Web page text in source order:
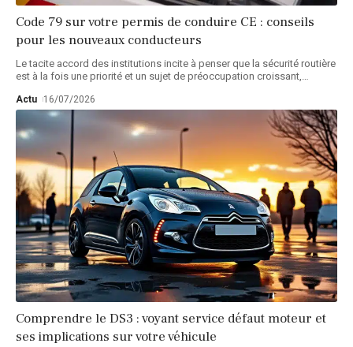
Code 79 sur votre permis de conduire CE : conseils
pour les nouveaux conducteurs
Le tacite accord des institutions incite à penser que la sécurité routière
est à la fois une priorité et un sujet de préoccupation croissant,…
Actu 16/07/2026
Comprendre le DS3 : voyant service défaut moteur et
ses implications sur votre véhicule